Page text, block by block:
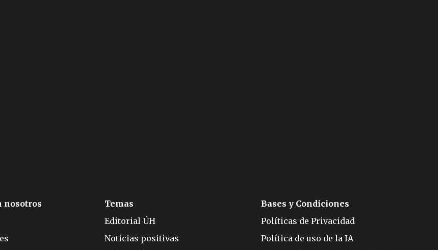
nosotros
Temas
Editorial ÚH
Noticias positivas
Bases y Condiciones
Políticas de Privacidad
Política de uso de la IA